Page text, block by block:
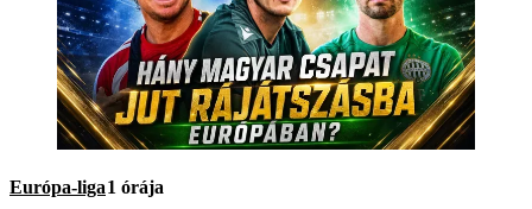
Európa-liga1 órája